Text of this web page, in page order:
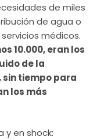
de miles
de agua o
médicos.
10.000, eran los
de la
sin tiempo para
los más
y en shock: